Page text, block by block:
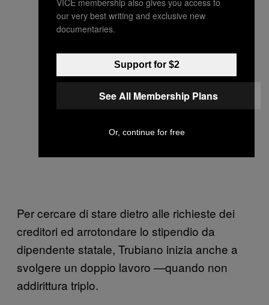
Per cercare di stare dietro alle richieste dei
creditori ed arrotondare lo stipendio da
dipendente statale, Trubiano inizia anche a
svolgere un doppio lavoro —quando non
addirittura triplo.
our very best writing and exclusive new
documentaries.
Support for $2
See All Membership Plans
Or, continue for free